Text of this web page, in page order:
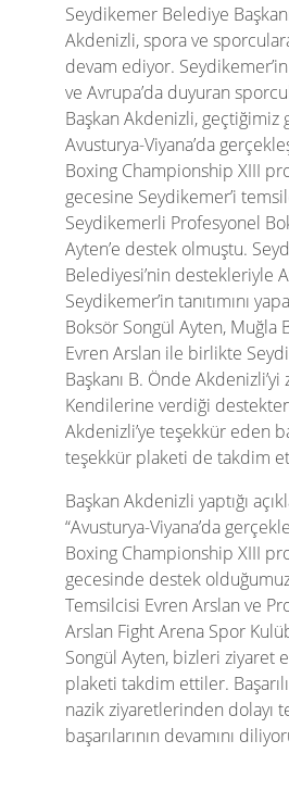
Seydikemer Belediye
Akdenizli, spora ve
devam ediyor. Seydikemer’in
ve Avrupa’da duyuran
Başkan Akdenizli, geçtiğimiz
Avusturya-Viyana’da
Boxing Championship XIII
gecesine Seydikemer’i
Seydikemerli Profesyonel
Ayten’e destek olmuştu.
Belediyesi’nin destekleriyle
Seydikemer’in tanıtımını
Boksör Songül Ayten, Muğla
Evren Arslan ile birlikte
Başkanı B. Önde
Kendilerine verdiği
Akdenizli’ye teşekkür eden
teşekkür plaketi de takdim
Başkan Akdenizli yaptığı
“Avusturya-Viyana’da
Boxing Championship XIII
gecesinde destek
Temsilcisi Evren Arslan ve
Arslan Fight Arena Spor
Songül Ayten, bizleri ziyaret
plaketi takdim ettiler.
nazik ziyaretlerinden dolayı
başarılarının devamını